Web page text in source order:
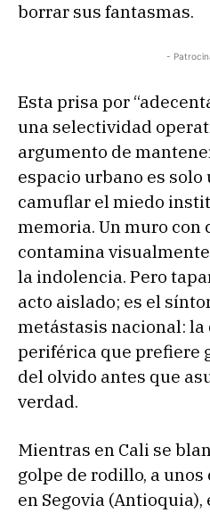
borrar sus fantasmas.
-
Esta prisa por
una selectividad
argumento de
espacio urbano es
camuflar el miedo
memoria. Un muro con
contamina
la indolencia. Pero
acto aislado; es el
metástasis nacional:
periférica que prefiere
del olvido antes que
verdad.
Mientras en Cali se
golpe de rodillo, a
en Segovia